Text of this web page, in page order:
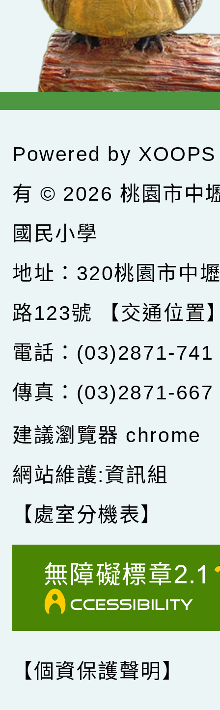
Powered by XOOPS
有 © 2026 桃園市中
國民小學
地址：320桃園市中
路123號
【交通位置
電話：(03)2871-741
傳真：(03)2871-667
建議瀏覽器 chrome
網站維護:資訊組
【處室分機表】
【個資保護聲明】